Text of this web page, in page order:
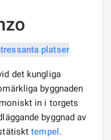
det kungliga
byggnaden
in i torgets
byggnad av
tempel.